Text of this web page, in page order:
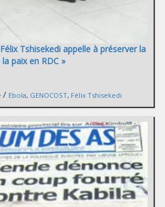
Tshisekedi appelle à préserver la
paix en RDC »
/ Ebola, GENOCOST, Félix Tshisekedi